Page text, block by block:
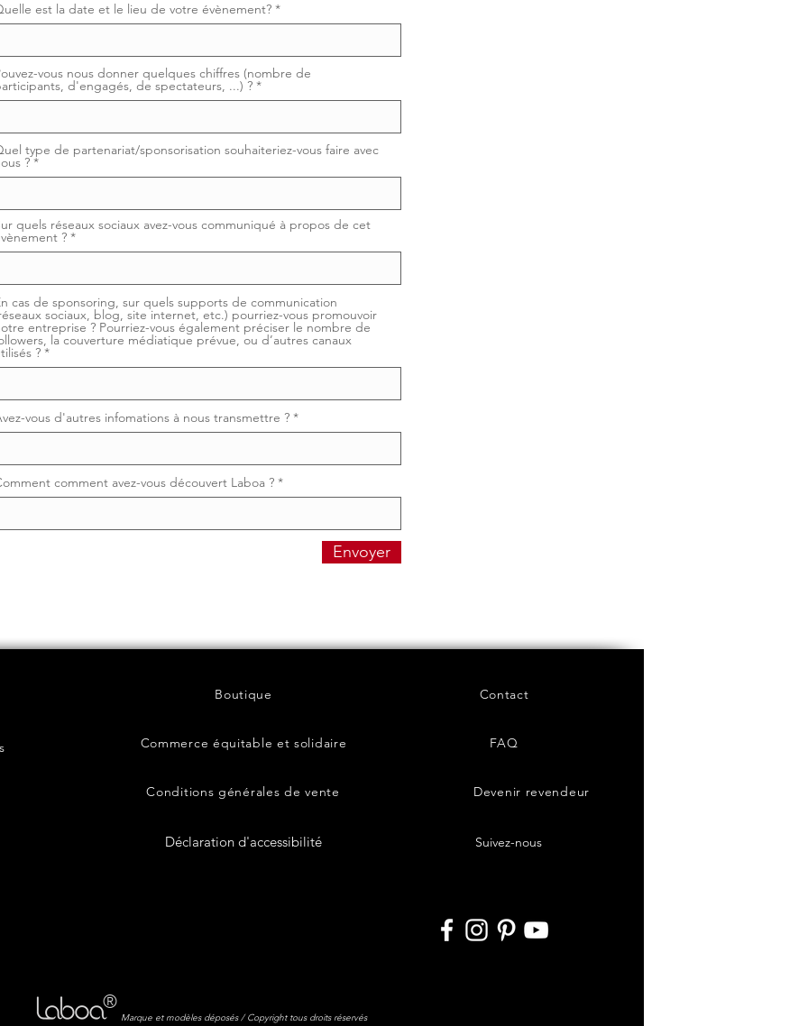
est la date et le lieu de votre évènement?
vous nous donner quelques chiffres (nombre de
d'engagés, de spectateurs, ...) ?
type de partenariat/sponsorisation souhaiteriez-vous faire avec
?
quels réseaux sociaux avez-vous communiqué à propos de cet
?
cas de sponsoring, sur quels supports de communication
sociaux, blog, site internet, etc.) pourriez-vous promouvoir
entreprise ? Pourriez-vous également préciser le nombre de
la couverture médiatique prévue, ou d’autres canaux
?
vous d'autres infomations à nous transmettre ?
comment avez-vous découvert Laboa ?
Envoyer
Boutique
Commerce équitable et solidaire
Conditions générales de vente
Déclaration d'accessibilité
Contact
FAQ
Devenir revendeur
Suivez-nous
®
Marque et modèles déposés / Copyright tous droits réservés